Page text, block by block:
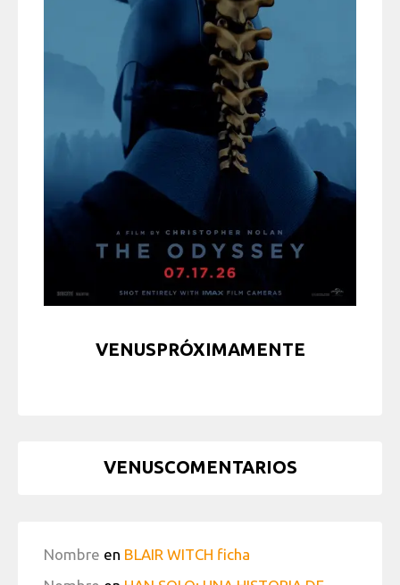
VENUSPRÓXIMAMENTE
VENUSCOMENTARIOS
Nombre en BLAIR WITCH ficha